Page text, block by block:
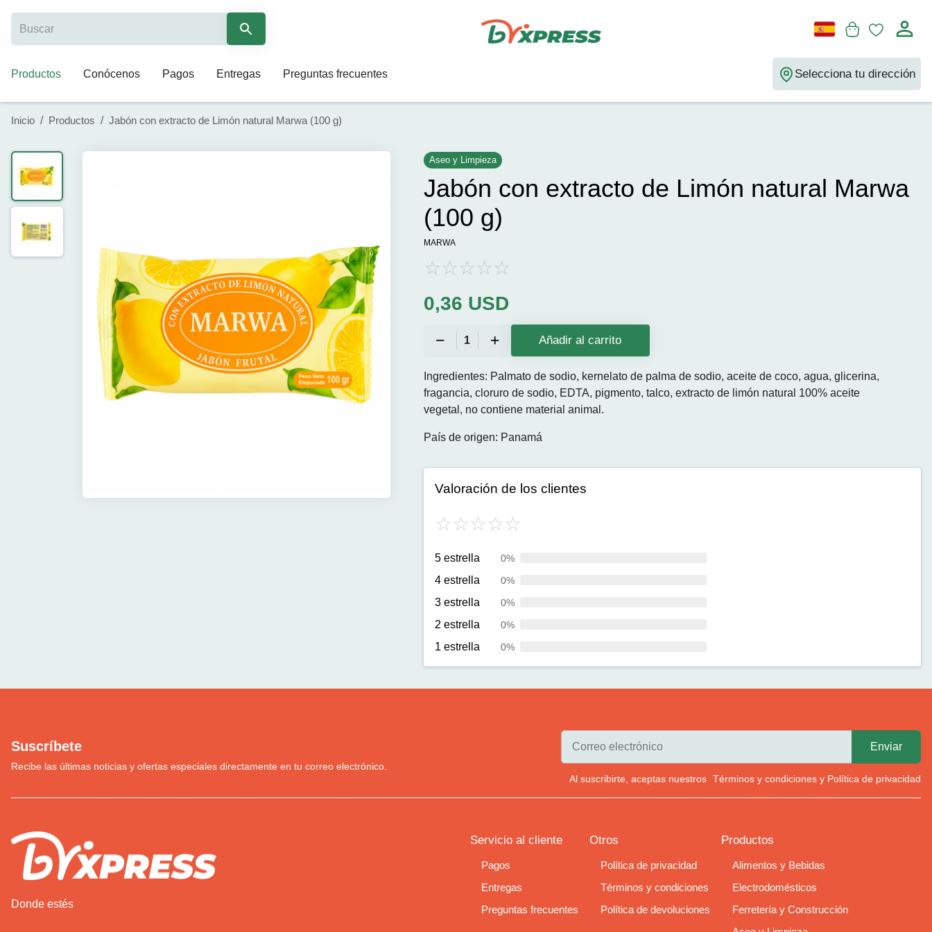
Productos Conócenos Pagos Entregas Preguntas frecuentes Selecciona tu dirección
Inicio / Productos / Jabón con extracto de Limón natural Marwa (100 g)
Aseo y Limpieza
Jabón con extracto de Limón natural Marwa
(100 g)
MARWA
0,36 USD
Añadir al carrito
Ingredientes: Palmato de sodio, kernelato de palma de sodio, aceite de coco, agua, glicerina,
fragancia, cloruro de sodio, EDTA, pigmento, talco, extracto de limón natural 100% aceite
vegetal, no contiene material animal.
País de origen: Panamá
Valoración de los clientes
5 estrella 0%
4 estrella 0%
3 estrella 0%
2 estrella 0%
1 estrella 0%
Suscríbete
Recibe las últimas noticias y ofertas especiales directamente en tu correo electrónico.
Al suscribirte, aceptas nuestros Términos y condiciones y Política de privacidad
Donde estés
Servicio al cliente
Pagos
Entregas
Preguntas frecuentes
Otros
Política de privacidad
Términos y condiciones
Política de devoluciones
Productos
Alimentos y Bebidas
Electrodomésticos
Ferretería y Construcción